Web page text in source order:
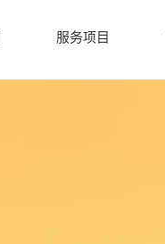
服务项目